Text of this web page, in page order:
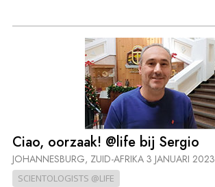
Ciao, oorzaak! @life bij Sergio
JOHANNESBURG, ZUID-AFRIKA 3 JANUARI 2023
SCIENTOLOGISTS @LIFE